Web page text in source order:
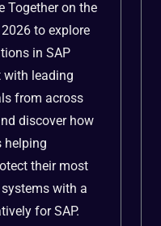
Together on the
to explore
in SAP
with leading
from across
discover how
helping
their most
with a
for SAP.